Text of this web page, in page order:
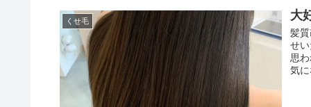
くせ毛 大
髪
せ
思
気